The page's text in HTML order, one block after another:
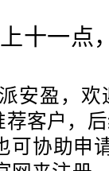
一点
盈，欢
客户，
可协助申